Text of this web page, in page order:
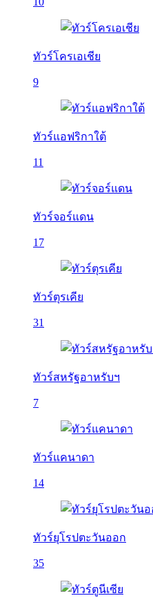
ทัวร์โครเอเชีย
9
ทัวร์แอฟริกาใต้
11
ทัวร์จอร์แดน
17
ทัวร์ตุรเคีย
31
ทัวร์สหรัฐอาหรับฯ
7
ทัวร์แคนาดา
14
ทัวร์ยุโรปตะวันออก
35